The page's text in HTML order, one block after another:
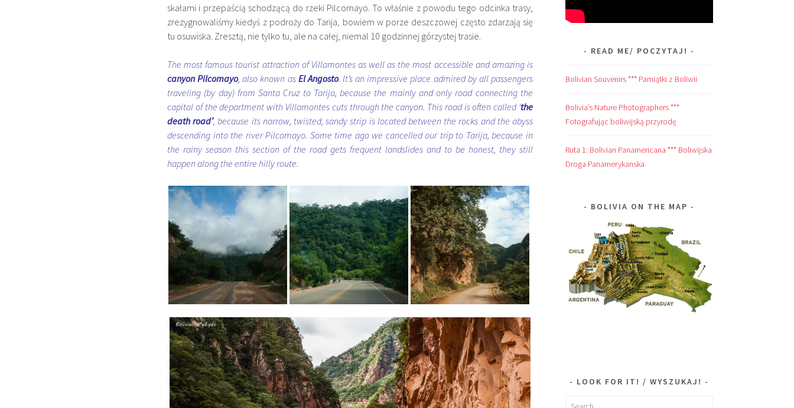
skałami i przepaścią schodzącą do rzeki Pilcomayo. To właśnie z powodu tego odcinka trasy,
zrezygnowaliśmy kiedyś z podroży do Tarija, bowiem w porze deszczowej często zdarzają się
tu osuwiska. Zresztą, nie tylko tu, ale na całej, niemal 10 godzinnej górzystej trasie.
The most famous tourist attraction of Villamontes as well as the most accessible and amazing is
canyon Pilcomayo, also known as El Angosto. It’s an impressive place admired by all passengers
traveling (by day) from Santa Cruz to Tarija, because the mainly and only road connecting the
capital of the department with Villamontes cuts through the canyon. This road is often called ‘the
death road’, because its narrow, twisted, sandy strip is located between the rocks and the abyss
descending into the river Pilcomayo. Some time ago we cancelled our trip to Tarija, because in
the rainy season this section of the road gets frequent landslides and to be honest, they still
happen along the entire hilly route.
READ ME/ POCZYTAJ!
Bolivian Souvenirs *** Pamiątki z Boliwii
Bolivia’s Nature Photographers ***
Fotografując boliwijską przyrodę
Ruta 1: Bolivian Panamericana *** Boliwijska
Droga Panamerykanska
BOLIVIA ON THE MAP
LOOK FOR IT! / WYSZUKAJ!
Search